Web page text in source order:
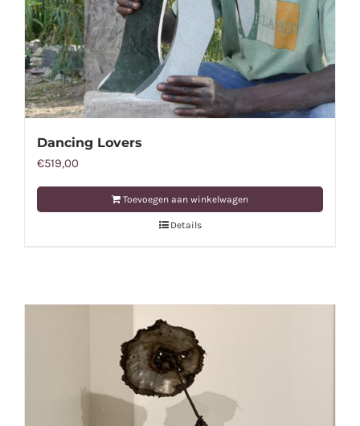
Dancing Lovers
€519,00
Toevoegen aan winkelwagen
Details